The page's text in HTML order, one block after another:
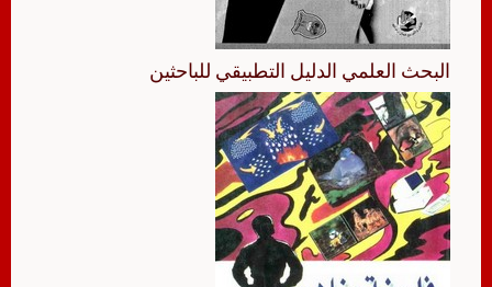
البحث العلمي الدليل التطبيقي للباحثين